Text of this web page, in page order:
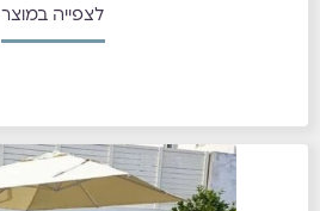
לצפייה במוצר